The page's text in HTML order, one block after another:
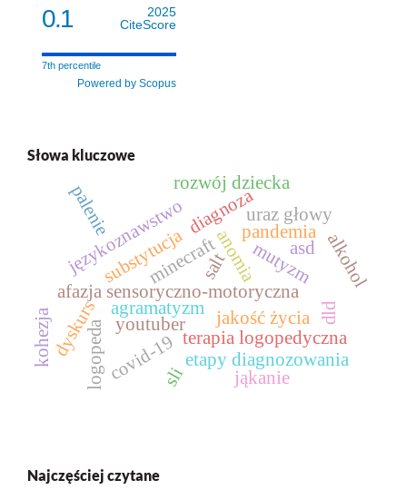
0.1
2025
CiteScore
7th percentile
Powered by Scopus
Słowa kluczowe
afazja sensoryczno‑motoryczna
jakość życia
anomia
agramatyzm
youtuber
minecraft
terapia logopedyczna
covid-19
pandemia
logopeda
dyskurs
kohezja
salt
substytucja
językoznawstwo mutyzm
diagnoza
etapy diagnozowania
asd
sli
dld
jąkanie
rozwój dziecka
uraz głowy
palenie
alkohol
Najczęściej czytane